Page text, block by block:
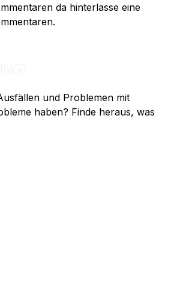
da hinterlasse eine
und Problemen mit
haben? Finde heraus, was